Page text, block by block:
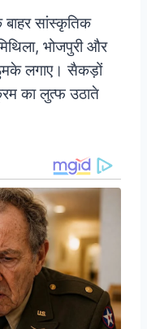
सांस्कृतिक
भोजपुरी और
लगाए। सैकड़ों
का लुत्फ उठाते